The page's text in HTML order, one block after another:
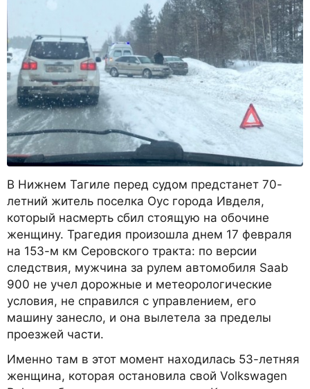
В Нижнем Тагиле перед судом предстанет 70-
летний житель поселка Оус города Ивделя,
который насмерть сбил стоящую на обочине
женщину. Трагедия произошла днем 17 февраля
на 153-м км Серовского тракта: по версии
следствия, мужчина за рулем автомобиля Saab
900 не учел дорожные и метеорологические
условия, не справился с управлением, его
машину занесло, и она вылетела за пределы
проезжей части.
Именно там в этот момент находилась 53-летняя
женщина, которая остановила свой Volkswagen